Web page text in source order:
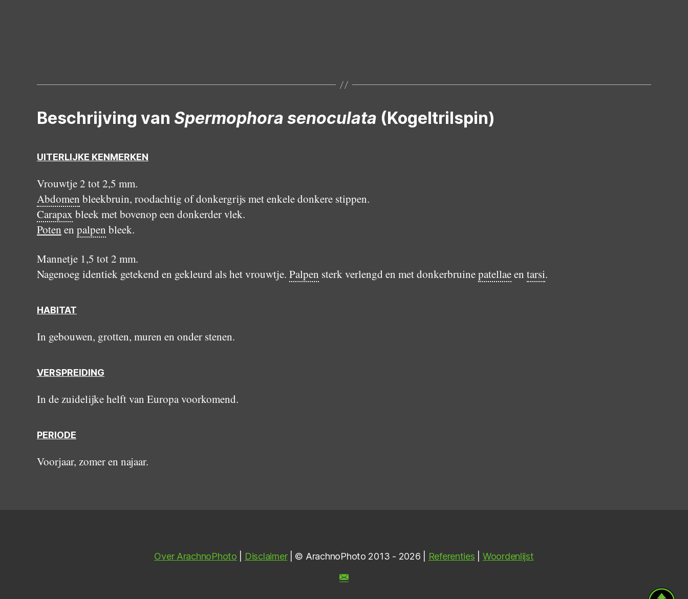
Beschrijving van Spermophora senoculata (Kogeltrilspin)
UITERLIJKE KENMERKEN
Vrouwtje 2 tot 2,5 mm.
Abdomen bleekbruin, roodachtig of donkergrijs met enkele donkere stippen.
Carapax bleek met bovenop een donkerder vlek.
Poten en palpen bleek.
Mannetje 1,5 tot 2 mm.
Nagenoeg identiek getekend en gekleurd als het vrouwtje. Palpen sterk verlengd en met donkerbruinepatellaeen tarsi.
HABITAT
In gebouwen, grotten, muren en onder stenen.
VERSPREIDING
In de zuidelijke helft van Europa voorkomend.
PERIODE
Voorjaar, zomer en najaar.
Over ArachnoPhoto Disclaimer| © ArachnoPhoto 2013 - 2026 | Referenties Woordenlijst